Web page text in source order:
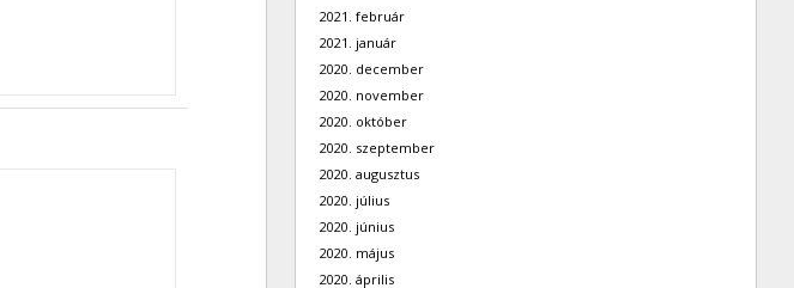
2021. február
2021. január
2020. december
2020. november
2020. október
2020. szeptember
2020. augusztus
2020. július
2020. június
2020. május
2020. április